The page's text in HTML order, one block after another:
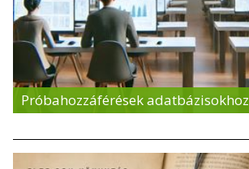
Próbahozzáférések adatbázisokhoz